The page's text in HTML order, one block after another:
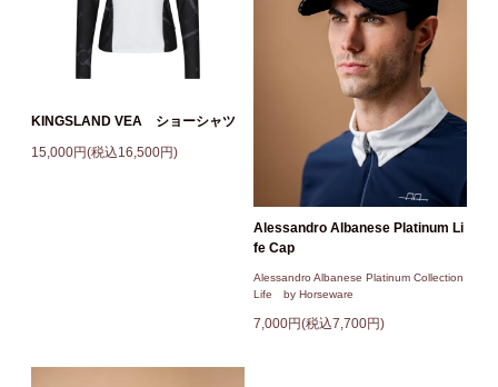
KINGSLAND VEA ショーシャツ
15,000円(税込16,500円)
Alessandro Albanese Platinum Li
fe Cap
Alessandro Albanese Platinum Collection
Life by Horseware
7,000円(税込7,700円)